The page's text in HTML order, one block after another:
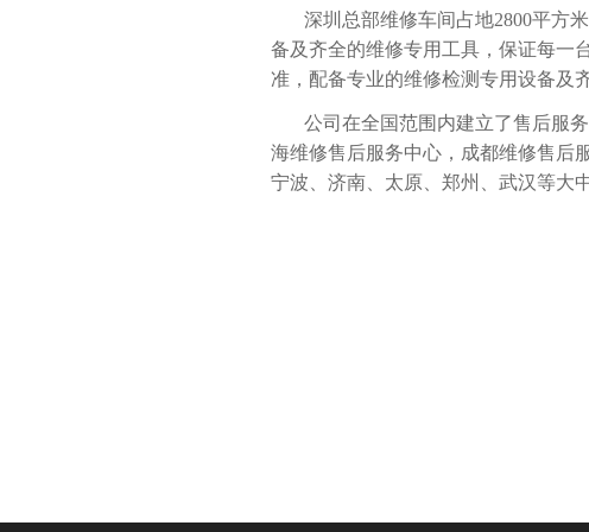
深圳总部维修车间占地2800平方米
备及齐全的维修专用工具，保证每一
准，配备专业的维修检测专用设备及
公司在全国范围内建立了售后服务
海维修售后服务中心，成都维修售后
宁波、济南、太原、郑州、武汉等大